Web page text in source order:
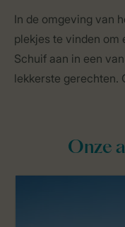
In de omgeving van
plekjes te vinden om
Schuif aan in een
lekkerste gerechten.